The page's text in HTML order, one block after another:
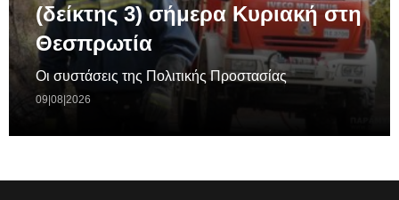
(δείκτης 3) σήμερα Κυριακή στη
Θεσπρωτία
Οι συστάσεις της Πολιτικής Προστασίας
09|08|2026